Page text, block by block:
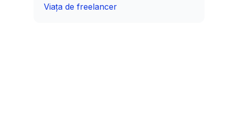
Viața de freelancer